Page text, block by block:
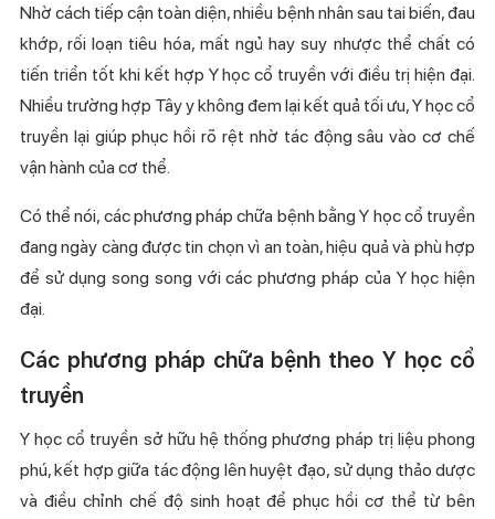
Nhờ cách tiếp cận toàn diện, nhiều bệnh nhân sau tai biến, đau
khớp, rối loạn tiêu hóa, mất ngủ hay suy nhược thể chất có
tiến triển tốt khi kết hợp Y học cổ truyền với điều trị hiện đại.
Nhiều trường hợp Tây y không đem lại kết quả tối ưu, Y học cổ
truyền lại giúp phục hồi rõ rệt nhờ tác động sâu vào cơ chế
vận hành của cơ thể.
Có thể nói, các phương pháp chữa bệnh bằng Y học cổ truyền
đang ngày càng được tin chọn vì an toàn, hiệu quả và phù hợp
để sử dụng song song với các phương pháp của Y học hiện
đại.
Các phương pháp chữa bệnh theo Y học cổ
truyền
Y học cổ truyền sở hữu hệ thống phương pháp trị liệu phong
phú, kết hợp giữa tác động lên huyệt đạo, sử dụng thảo dược
và điều chỉnh chế độ sinh hoạt để phục hồi cơ thể từ bên